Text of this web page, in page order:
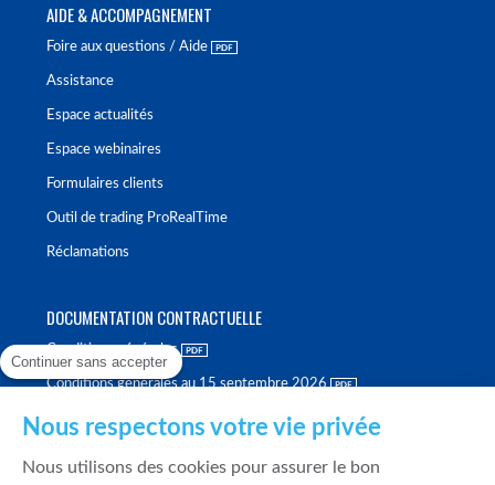
AIDE & ACCOMPAGNEMENT
Foire aux questions / Aide
Assistance
Espace actualités
Espace webinaires
Formulaires clients
Outil de trading ProRealTime
Réclamations
DOCUMENTATION CONTRACTUELLE
Conditions générales
Conditions générales au 15 septembre 2026
Continuer sans accepter
Nous respectons votre vie privée
Nous utilisons des cookies pour assurer le bon